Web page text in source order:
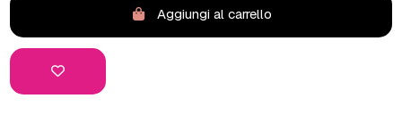
Aggiungi al carrello